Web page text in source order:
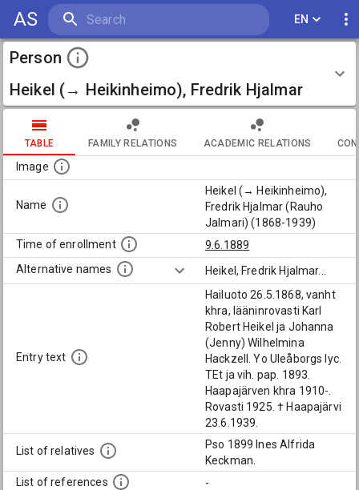
AS EN
Person
Heikel (→ Heikinheimo), Fredrik Hjalmar
(Rauho Jalmari) (1868-1939)
TABLE FAMILY RELATIONS ACADEMIC RELATIONS
Image
Name
Heikel (→ Heikinheimo),
Fredrik Hjalmar (Rauho
Jalmari) (1868-1939)
Time of enrollment
9.6.1889
Alternative names
Heikel, Fredrik Hjalmar...
Entry text
Hailuoto 26.5.1868, vanht
khra, lääninrovasti Karl
Robert Heikel ja Johanna
(Jenny) Wilhelmina
Hackzell. Yo Uleåborgs lyc.
TEt ja vih. pap. 1893.
Haapajärven khra 1910-.
Rovasti 1925. † Haapajärvi
23.6.1939.
List of relatives
Pso 1899 Ines Alfrida
Keckman.
List of references
-